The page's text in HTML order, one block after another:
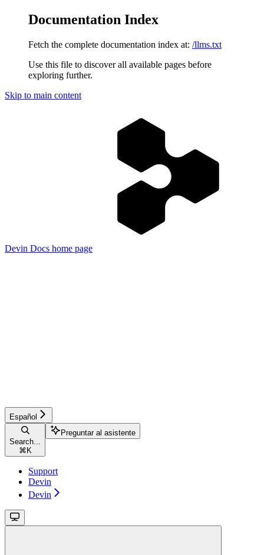
Documentation Index
Fetch the complete documentation index at: /llms.txt
Use this file to discover all available pages before
exploring further.
Skip to main content
Devin Docs home page
Español
Search...
⌘ K
Preguntar al asistente
Support
Devin
Devin